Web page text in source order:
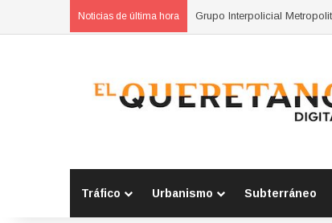
Noticias de última hora Grupo Interpolicial
Tráfico Urbanismo Subterráneo